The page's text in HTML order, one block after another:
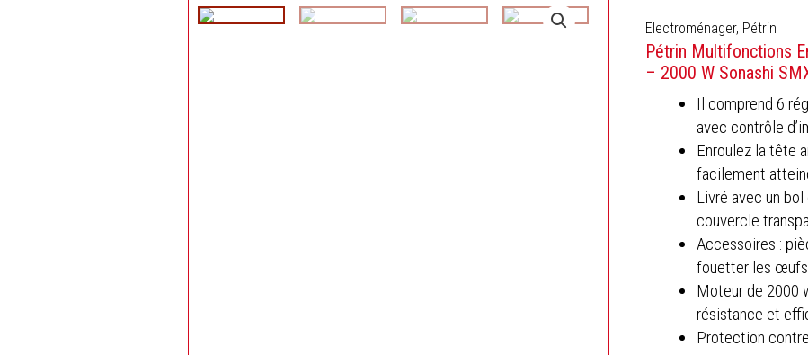
Electroménager, Pétrin
Pétrin Multifonctions
– 2000 W Sonashi
Il comprend 6
avec contrôle
Enroulez la tête
facilement
Livré avec un
couvercle
Accessoires :
fouetter les
Moteur de 2000
résistance et
Protection